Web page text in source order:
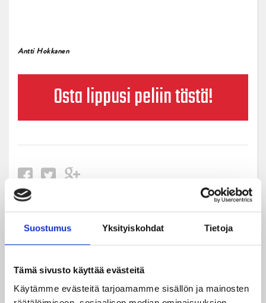
Suostumus Yksityiskohdat Tietoja
Tämä sivusto käyttää evästeitä
Käytämme evästeitä tarjoamamme sisällön ja mainosten
Antti Hokkanen
Osta lippusi peliin tästä!
Uusimmat
08.08.2026
Tampere Cupin voittoa!